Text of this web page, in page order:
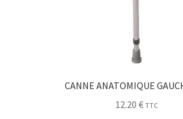
CANNE ANATOMIQUE
12.20 € TTC